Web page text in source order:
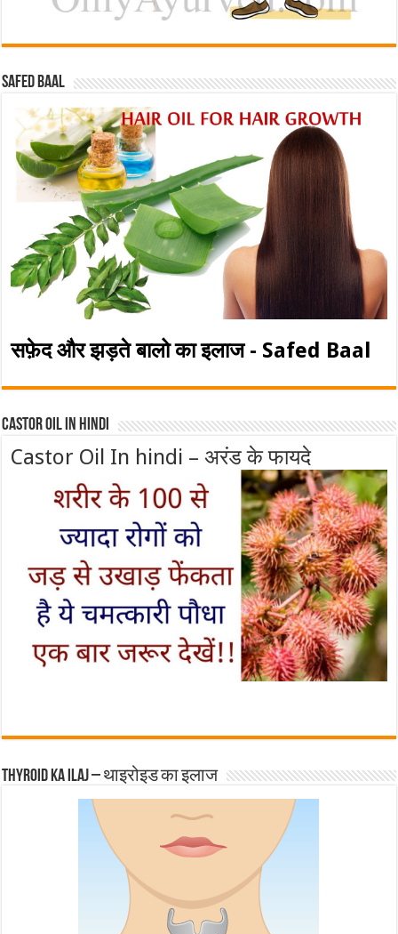
Safed baal
सफ़ेद और झड़ते बालो का इलाज - Safed Baal
Castor Oil In Hindi
Castor Oil In hindi – अरंड के फायदे
Thyroid ka ilaj – थाइरोइड का इलाज